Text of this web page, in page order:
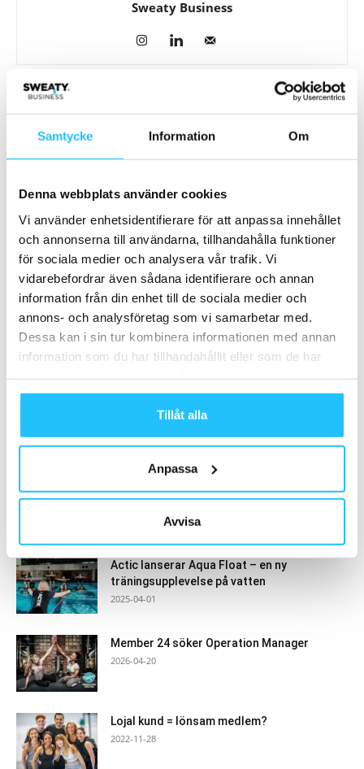
Samtycke Information Om
Denna webbplats använder cookies
Vi använder enhetsidentifierare för att anpassa innehållet
och annonserna till användarna, tillhandahålla funktioner
för sociala medier och analysera vår trafik. Vi
vidarebefordrar även sådana identifierare och annan
information från din enhet till de sociala medier och
annons- och analysföretag som vi samarbetar med.
Dessa kan i sin tur kombinera informationen med annan
information som du har tillhandahållit eller som de har
Tillåt alla
Anpassa
Avvisa
Sweaty Business
Relaterade artiklar Mer av samma författare
Business
bevisas
Certifierad Longevity Coach – nytt
erbjudande från InBody
centrum när data ska bli resultat
Samarbete
- Annons -
Actic lanserar Aqua Float – en ny
träningsupplevelse på vatten
2025-04-01
Member 24 söker Operation Manager
2026-04-20
Lojal kund = lönsam medlem?
2022-11-28